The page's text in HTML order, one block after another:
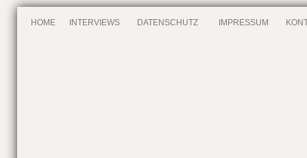
HOME INTERVIEWS DATENSCHUTZ IMPRESSUM